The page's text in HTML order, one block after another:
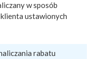
w sposób
ustawionych
rabatu